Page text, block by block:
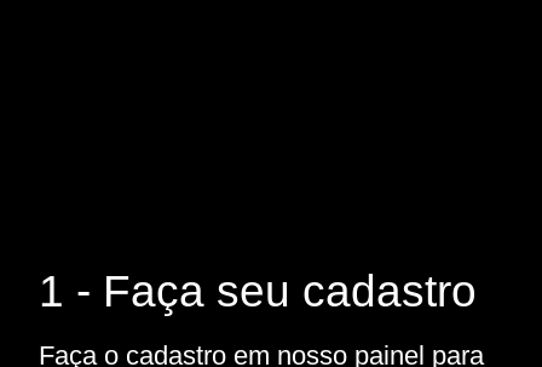
1 - Faça seu cadastro
Faça o cadastro em nosso painel para